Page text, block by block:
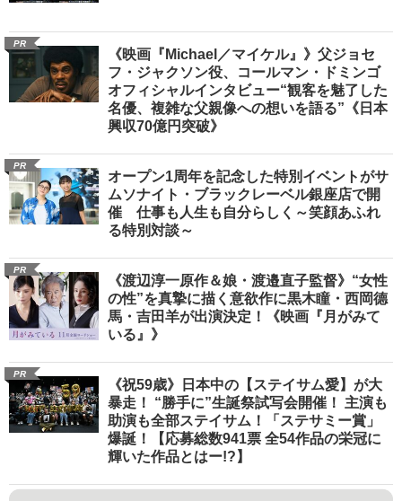
PR
《映画『Michael／マイケル』》父ジョセ
フ・ジャクソン役、コールマン・ドミンゴ
オフィシャルインタビュー“観客を魅了した
名優、複雑な父親像への想いを語る”《日本
興収70億円突破》
PR
オープン1周年を記念した特別イベントがサ
ムソナイト・ブラックレーベル銀座店で開
催 仕事も人生も自分らしく～笑顔あふれ
る特別対談～
PR
《渡辺淳一原作＆娘・渡邉直子監督》“女性
の性”を真摯に描く意欲作に黒木瞳・西岡德
馬・吉田羊が出演決定！《映画『月がみて
いる』》
PR
《祝59歳》日本中の【ステイサム愛】が大
暴走！ “勝手に”生誕祭試写会開催！ 主演も
助演も全部ステイサム！「ステサミー賞」
爆誕！【応募総数941票 全54作品の栄冠に
輝いた作品とはー!?】